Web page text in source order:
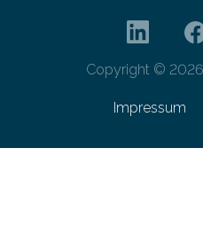
Copyright ©
Impressum